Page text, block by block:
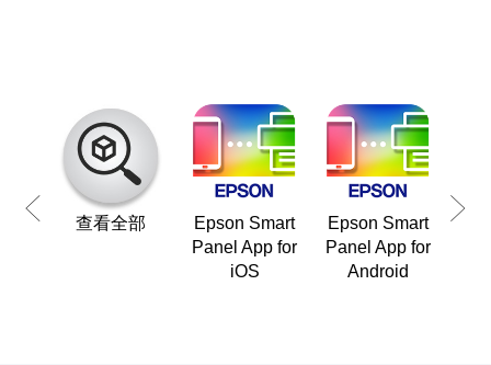
查看全部
Epson Smart
Panel App for
iOS
Epson Smart
Panel App for
Android